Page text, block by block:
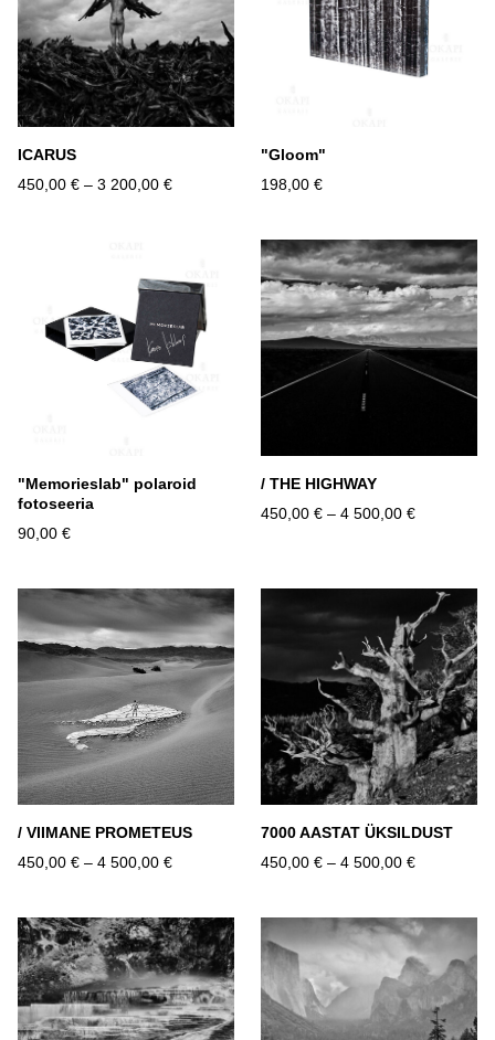
ICARUS
450,00 € – 3 200,00 €
"Gloom"
198,00 €
"Memorieslab" polaroid
fotoseeria
90,00 €
/ THE HIGHWAY
450,00 € – 4 500,00 €
/ VIIMANE PROMETEUS
450,00 € – 4 500,00 €
7000 AASTAT ÜKSILDUST
450,00 € – 4 500,00 €